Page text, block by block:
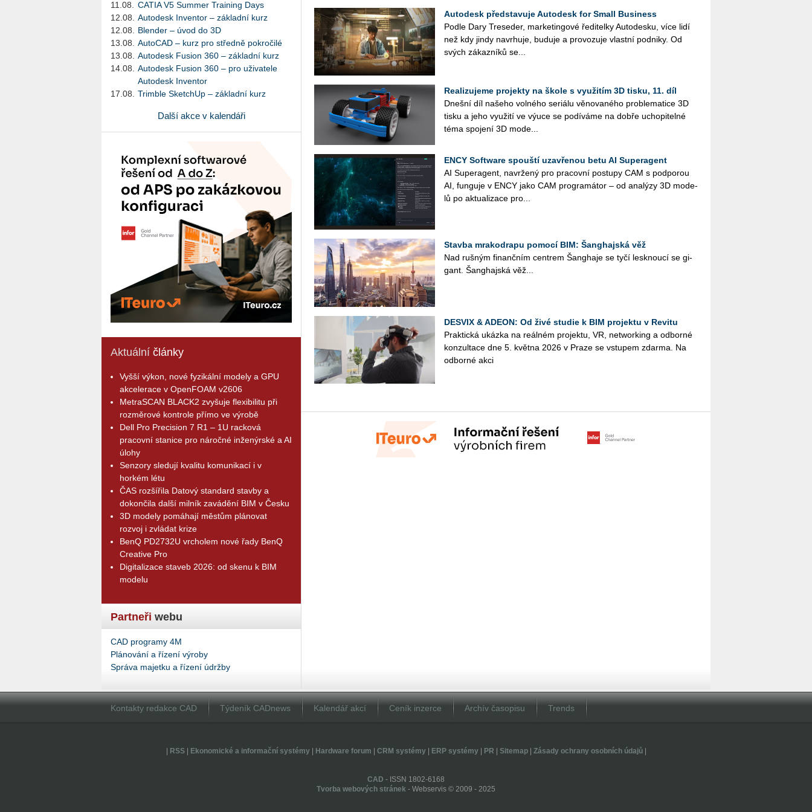
11.08.
CATIA V5 Summer Training Days
12.08.
Autodesk Inventor – základní kurz
12.08.
Blender – úvod do 3D
13.08.
AutoCAD – kurz pro středně pokročilé
13.08.
Autodesk Fusion 360 – základní kurz
14.08.
Autodesk Fusion 360 – pro uživatele
Autodesk Inventor
17.08.
Trimble SketchUp – základní kurz
Další akce v kalendáři
Aktuální články
Vyšší výkon, nové fyzikální modely a GPU
akcelerace v OpenFOAM v2606
MetraSCAN BLACK2 zvyšuje flexibilitu při
rozměrové kontrole přímo ve výrobě
Dell Pro Precision 7 R1 – 1U racková
pracovní stanice pro náročné inženýrské a AI
úlohy
Senzory sledují kvalitu komunikací i v
horkém létu
ČAS rozšířila Datový standard stavby a
dokončila další milník zavádění BIM v Česku
3D modely pomáhají městům plánovat
rozvoj i zvládat krize
BenQ PD2732U vrcholem nové řady BenQ
Creative Pro
Digitalizace staveb 2026: od skenu k BIM
modelu
Partneři webu
CAD programy 4M
Plánování a řízení výroby
Správa majetku a řízení údržby
Autodesk představuje Autodesk for Small Business
Podle Dary Tre­se­der, mar­ke­tingo­vé ře­di­tel­ky Au­to­de­s­ku, více lidí
než kdy jindy na­vr­hu­je, bu­du­je a pro­vo­zu­je vlast­ní pod­ni­ky. Od
svých zá­kaz­ní­ků se...
Realizujeme projekty na škole s využitím 3D tisku, 11. díl
Dneš­ní díl na­še­ho vol­né­ho se­ri­á­lu vě­no­va­né­ho pro­ble­ma­ti­ce 3D
tisku a jeho vy­u­ži­tí ve výuce se po­dí­vá­me na dobře ucho­pi­tel­né
téma spo­je­ní 3D mo­de...
ENCY Software spouští uzavřenou betu AI Superagent
AI Su­per­agent, na­vr­že­ný pro pra­cov­ní po­stu­py CAM s pod­po­rou
AI, fun­gu­je v ENCY jako CAM pro­gra­má­tor – od ana­lý­zy 3D mo­de­
lů po ak­tu­a­li­za­ce pro­...
Stavba mrakodrapu pomocí BIM: Šanghajská věž
Nad ruš­ným fi­nanč­ním cen­t­rem Šan­gha­je se tyčí lesk­nou­cí se gi­
gant. Šan­ghaj­ská věž...
DESVIX & ADEON: Od živé studie k BIM projektu v Revitu
Prak­tic­ká ukáz­ka na re­ál­ném pro­jek­tu, VR, ne­twor­king a od­bor­né
kon­zul­ta­ce dne 5. květ­na 2026 v Praze se vstu­pem zdar­ma. Na
od­bor­né akci
Kontakty redakce CAD Týdeník CADnews Kalendář akcí Ceník inzerce Archív časopisu Trends
RSS| Ekonomické a informační systémy| Hardware forum CRM systémy| ERP systémy| PR Sitemap| Zásady ochrany osobních údajů|
CAD - ISSN 1802-6168
Tvorba webových stránek - Webservis © 2009 - 2025